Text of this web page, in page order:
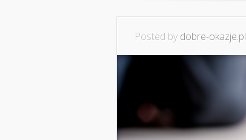
Posted by dobre-okazje.pl